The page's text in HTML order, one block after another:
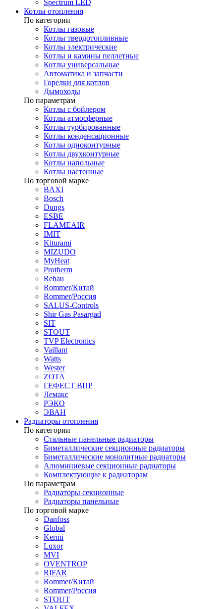
Spectrum LED
Котлы отопления
По категории
Котлы газовые
Котлы твердотопливные
Котлы электрические
Котлы и камины пеллетные
Котлы универсальные
Автоматика и запчасти
Горелки для котлов
Дымоходы
По параметрам
Котлы с бойлером
Котлы атмосферные
Котлы турбированные
Котлы конденсационные
Котлы одноконтурные
Котлы двухконтурные
Котлы напольные
Котлы настенные
По торговой марке
BAXI
Bosch
Dungs
ESBE
FLAMEAIR
IMIT
Kiturami
MIZUDO
MyHeat
Protherm
Rehau
Rommer/Китай
Rommer/Россия
SALUS-Controls
Shir Gas Pasargad
SIT
STOUT
TVP Electronics
Vaillant
Watts
Wester
ZOTA
ГЕФЕСТ ВПР
Лемакс
РЭКО
ЭВАН
Радиаторы отопления
По категории
Стальные панельные радиаторы
Биметаллические секционные радиаторы
Биметаллические монолитные радиаторы
Алюминиевые секционные радиаторы
Комплектующие к радиаторам
По параметрам
Радиаторы секционные
Радиаторы панельные
По торговой марке
Danfoss
Global
Kermi
Luxor
MVI
OVENTROP
RIFAR​
Rommer/Китай
Rommer/Россия
STOUT